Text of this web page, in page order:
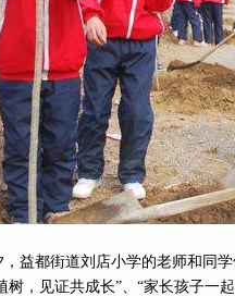
益都街道刘店小学的老师和同学
树，见证共成长”、“家长孩子